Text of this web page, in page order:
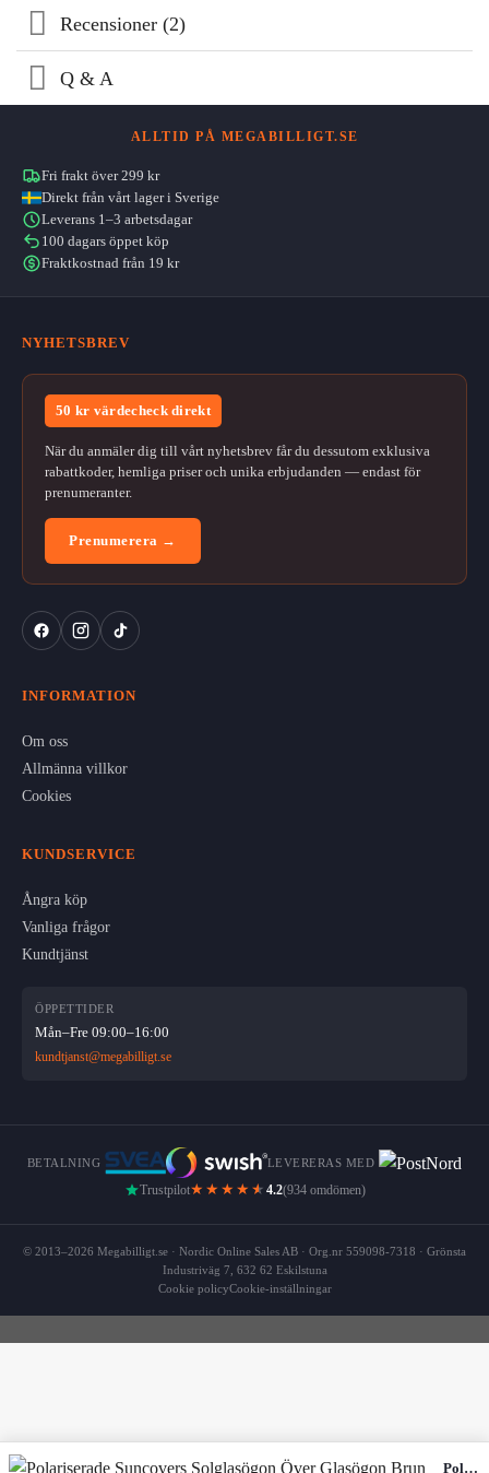
Recensioner (2)
Q & A
ALLTID PÅ MEGABILLIGT.SE
Fri frakt över 299 kr
Direkt från vårt lager i Sverige
Leverans 1–3 arbetsdagar
100 dagars öppet köp
Fraktkostnad från 19 kr
NYHETSBREV
50 kr värdecheck direkt
När du anmäler dig till vårt nyhetsbrev får du dessutom exklusiva
rabattkoder, hemliga priser och unika erbjudanden — endast för
prenumeranter.
Prenumerera →
INFORMATION
Om oss
Allmänna villkor
Cookies
KUNDSERVICE
Ångra köp
Vanliga frågor
Kundtjänst
ÖPPETTIDER
Mån–Fre 09:00–16:00
kundtjanst@megabilligt.se
BETALNING LEVERERAS MED
Trustpilot★★★★ ★ 4.2(934 omdömen)
© 2013–2026 Megabilligt.se · Nordic Online Sales AB · Org.nr 559098-7318 · Grönsta
Industriväg 7, 632 62 Eskilstuna
Cookie policyCookie-inställningar
Polariserade Suncovers Solglasögon Över Glasögon Brun